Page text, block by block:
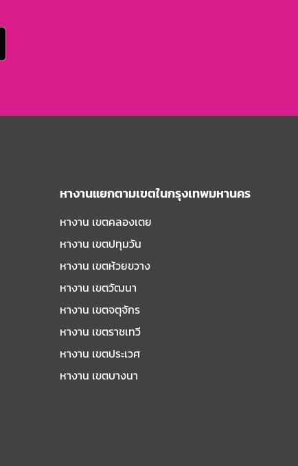
หางานแยกตามเขตในกรุงเทพมหานคร
หางาน เขตคลองเตย
หางาน เขตปทุมวัน
หางาน เขตห้วยขวาง
หางาน เขตวัฒนา
หางาน เขตจตุจักร
หางาน เขตราชเทวี
หางาน เขตประเวศ
หางาน เขตบางนา